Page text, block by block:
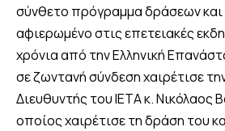
σύνθετο πρόγραμμα δράσεων
αφιερωμένο στις επετειακές
χρόνια από την Ελληνική
σε ζωντανή σύνδεση χαιρέτισε
Διευθυντής του ΙΕΤΑ κ. Νικόλαος
οποίος χαιρέτισε τη δράση του